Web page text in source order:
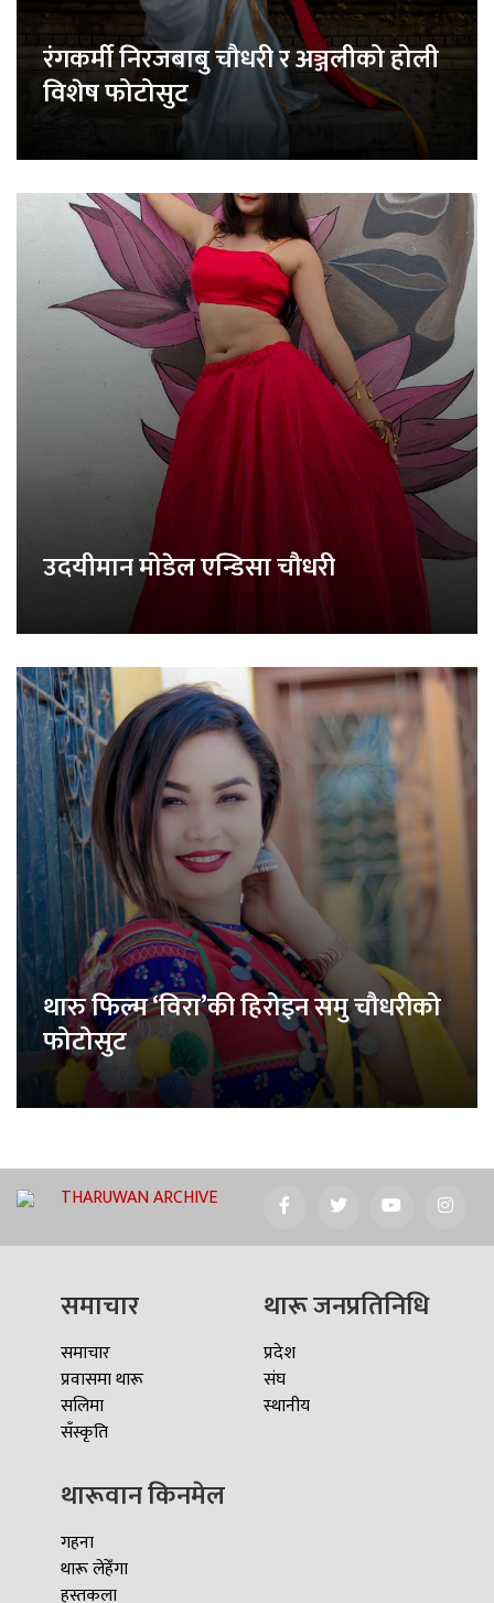
रंगकर्मी निरजबाबु चौधरी र अञ्जलीको होली
विशेष फोटोसुट
उदयीमान मोडेल एन्डिसा चौधरी
थारु फिल्म ‘विरा’की हिरोइन समु चौधरीको
फोटोसुट
THARUWAN ARCHIVE
समाचार
समाचार
प्रवासमा थारू
सलिमा
सँस्कृति
थारू जनप्रतिनिधि
प्रदेश
संघ
स्थानीय
थारूवान किनमेल
गहना
थारू लेहेँगा
हस्तकला